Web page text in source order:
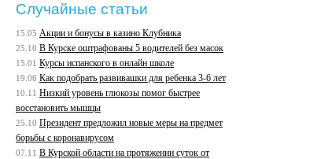
Случайные статьи
15.05 Акции и бонусы в казино Клубника
25.10 В Курске оштрафованы 5 водителей без масок
15.01 Курсы испанского в онлайн школе
19.06 Как подобрать развивашки для ребенка 3-6 лет
10.11 Низкий уровень глюкозы помог быстрее
восстановить мышцы
25.10 Президент предложил новые меры на предмет
борьбы с коронавирусом
07.11 В Курской области на протяжении суток от